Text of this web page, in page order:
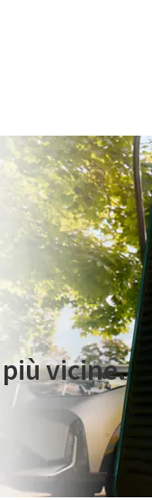
On The Road
vicine.